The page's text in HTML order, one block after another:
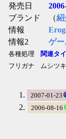
発売日
ブランド
（紹
情報
情報2
ゲ
各種処理 関連タ
フリガナ
ムシツキ
2007-01-23
2006-08-16